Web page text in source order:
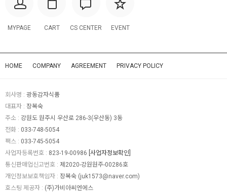
MYPAGE CART CS CENTER EVENT
HOME COMPANY AGREEMENT PRIVACY POLICY
회사명 : 광동감자식품
대표자 : 장복숙
주소 : 강원도 원주시 우산로 286-3(우산동) 3동
전화 : 033-748-5054
팩스 : 033-745-5054
사업자등록번호 : 823-19-00986 [사업자정보확인]
통신판매업신고번호 : 제2020-강원원주-00286호
개인정보보호책임자 : 장복숙 (juk1573@naver.com)
호스팅 제공자 : (주)가비아씨엔에스